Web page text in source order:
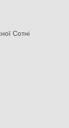
Сотні